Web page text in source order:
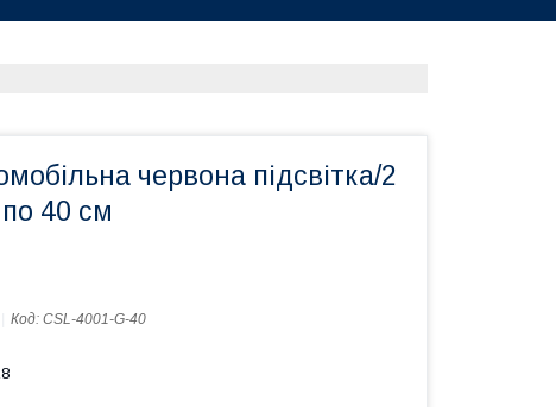
червона підсвітка/2
40 см
Код: CSL-4001-G-40